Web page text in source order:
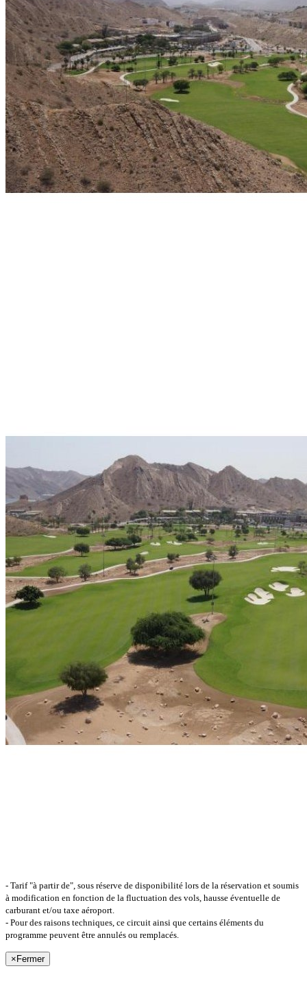
- Tarif "à partir de", sous réserve de disponibilité lors de la réservation et soumis
à modification en fonction de la fluctuation des vols, hausse éventuelle de
carburant et/ou taxe aéroport.
- Pour des raisons techniques, ce circuit ainsi que certains éléments du
programme peuvent être annulés ou remplacés.
× Fermer